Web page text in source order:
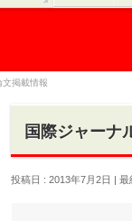
文掲載情報
国際ジャーナ
投稿日 : 2013年7月2日 最